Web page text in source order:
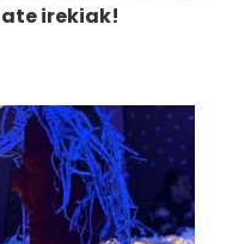
irekiak!